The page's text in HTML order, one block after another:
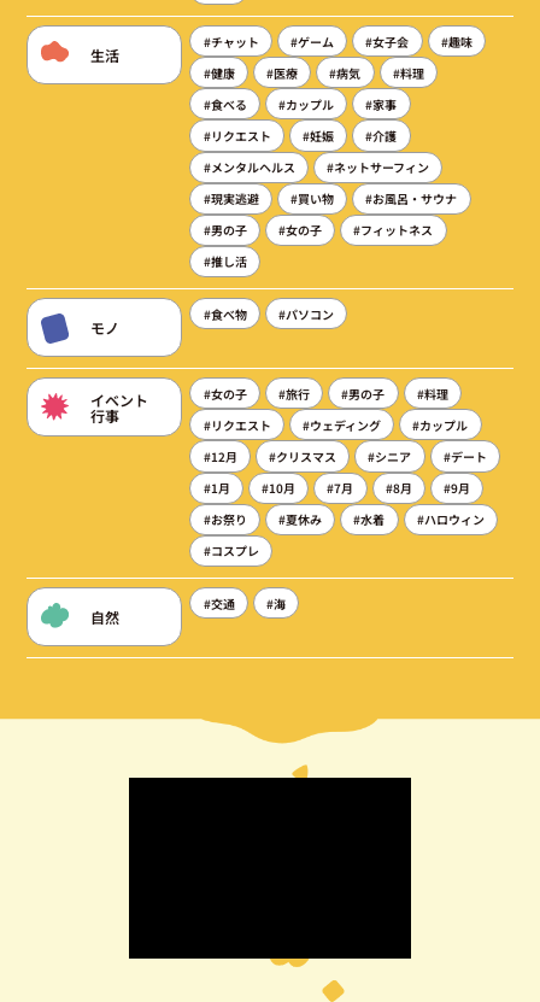
生活
#チャット #ゲーム #女子会
#趣味
#健康
#医療 #病気
#料理
#食べる
#カップル
#家事
#リクエスト
#妊娠
#介護
#メンタルヘルス
#ネットサーフィン
#現実逃避
#買い物
#お風呂・サウナ
#男の子
#女の子
#フィットネス
#推し活
モノ
#食べ物 #パソコン
イベント
行事
#女の子 #旅行 #男の子
#料理
#リクエスト
#ウェディング
#カップル
#12月
#クリスマス #シニア
#デート
#1月
#10月 #7月 #8月
#9月
#お祭り
#夏休み #水着
#ハロウィン
#コスプレ
自然
#交通 #海